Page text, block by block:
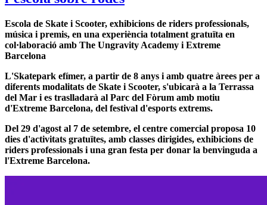
Escola de Skate i Scooter, exhibicions de riders professionals,
música i premis, en una experiència totalment gratuïta en
col·laboració amb The Ungravity Academy i Extreme
Barcelona
L'Skatepark efímer, a partir de 8 anys i amb quatre àrees per a
diferents modalitats de Skate i Scooter, s'ubicarà a la Terrassa
del Mar i es traslladarà al Parc del Fòrum amb motiu
d'Extreme Barcelona, del festival d'esports extrems.
Del 29 d'agost al 7 de setembre, el centre comercial proposa 10
dies d'activitats gratuïtes, amb classes dirigides, exhibicions de
riders professionals i una gran festa per donar la benvinguda a
l'Extreme Barcelona.